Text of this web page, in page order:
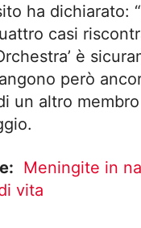
ha dichiarato:
casi
è
però
un altro membro
Meningite in
vita